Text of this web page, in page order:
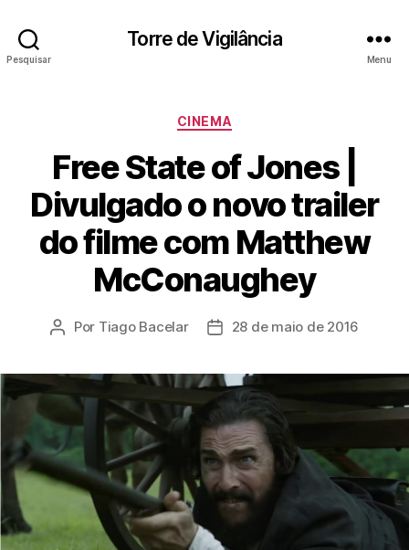
Pesquisar
Torre de Vigilância
Menu
Categorias
CINEMA
Free State of Jones |
Divulgado o novo trailer
do filme com Matthew
McConaughey
Autor
Por Tiago Bacelar
Data28 de maio de 2016